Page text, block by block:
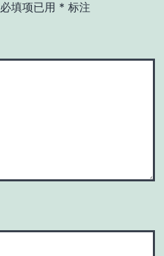
必填项已用 * 标注